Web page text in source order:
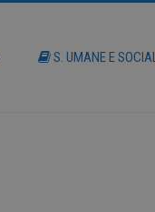
S. UMANE E